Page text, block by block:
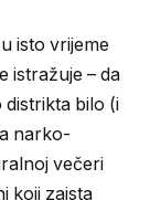
isto vrijeme
istražuje – da
bilo (i
narko-
večeri
koji zaista